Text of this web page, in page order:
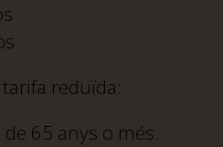
reduïda:
de 65 anys o més.